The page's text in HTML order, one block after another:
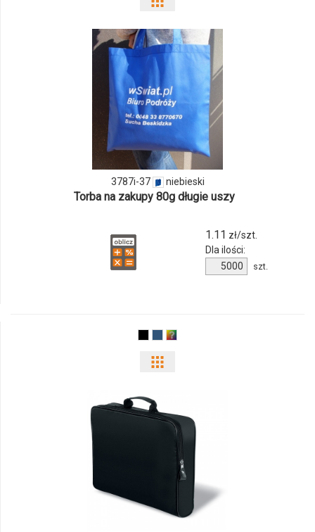
odmiany
i
ilości
produktu
3787i-
37
3787i-37 niebieski
Torba na zakupy 80g długie uszy
1.11 zł/szt.
Dla ilości:
Ilość
produktu
szt.
i
produktu
6998k-